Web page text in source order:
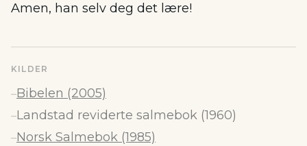
Amen, han selv deg det lære!
KILDER
–Bibelen (2005)
–Landstad reviderte salmebok (1960)
–Norsk Salmebok (1985)